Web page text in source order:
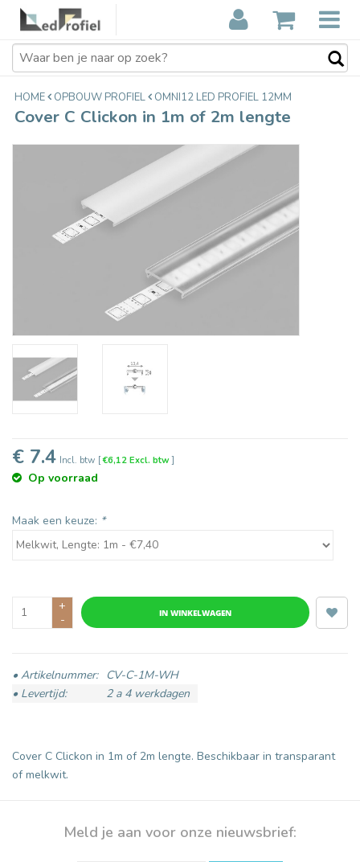
Cover C Clickon in 1m of 2m lengte
€7,40
HOME OPBOUW PROFIEL OMNI12 LED PROFIEL 12MM
Cover C Clickon in 1m of 2m lengte
€ 7.4 Incl. btw [€6,12 Excl. btw]
Op voorraad
Maak een keuze: *
+
-
IN WINKELWAGEN
• Artikelnummer:
CV-C-1M-WH
• Levertijd:
2 a 4 werkdagen
Cover C Clickon in 1m of 2m lengte. Beschikbaar in transparant
of melkwit.
Meld je aan voor onze nieuwsbrief: